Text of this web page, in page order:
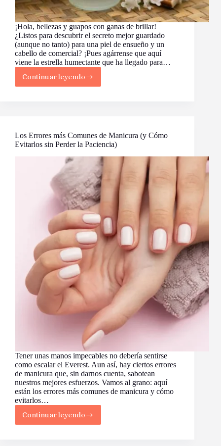
¡Hola, bellezas y guapos con ganas de brillar!
¿Listos para descubrir el secreto mejor guardado
(aunque no tanto) para una piel de ensueño y un
cabello de comercial? ¡Pues agárrense que aquí
viene la estrella humectante que ha llegado para…
Continuar leyendo
Glicerina:
La
Varita,
¡Pero
Los Errores más Comunes de Manicura (y Cómo
Evitarlos sin Perder la Paciencia)
Tener unas manos impecables no debería sentirse
como escalar el Everest. Aun así, hay ciertos errores
de manicura que, sin darnos cuenta, sabotean
nuestros mejores esfuerzos. Vamos al grano: aquí
están los errores más comunes de manicura y cómo
evitarlos…
Continuar leyendo
Los
Errores